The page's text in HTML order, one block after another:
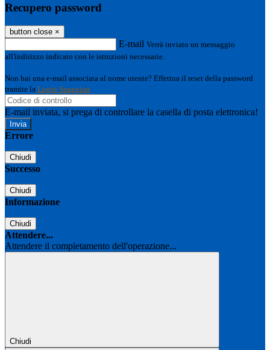
Recupero password
button close ×
E-mail Verrà inviato un messaggio
all'indirizzo indicato con le istruzioni necessarie.
Non hai una e-mail associata al nome utente? Effettua il reset della password
tramite la Login Spaggiari
E-mail inviata, si prega di controllare la casella di posta elettronica!
Errore
Chiudi
Successo
Chiudi
Informazione
Chiudi
Attendere...
Attendere il completamento dell'operazione...
Chiudi